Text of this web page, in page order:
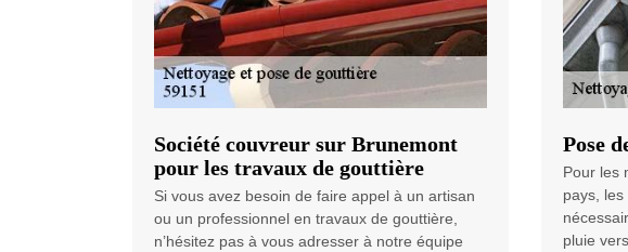
Société couvreur sur Brunemont
pour les travaux de gouttière
Si vous avez besoin de faire appel à un artisan
ou un professionnel en travaux de gouttière,
n’hésitez pas à vous adresser à notre équipe
Pose
Pour les
pays,
pluie